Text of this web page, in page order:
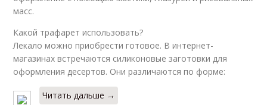
масс.
Какой трафарет использовать?
Лекало можно приобрести готовое. В интернет-
магазинах встречаются силиконовые заготовки для
оформления десертов. Они различаются по форме:
Читать дальше →